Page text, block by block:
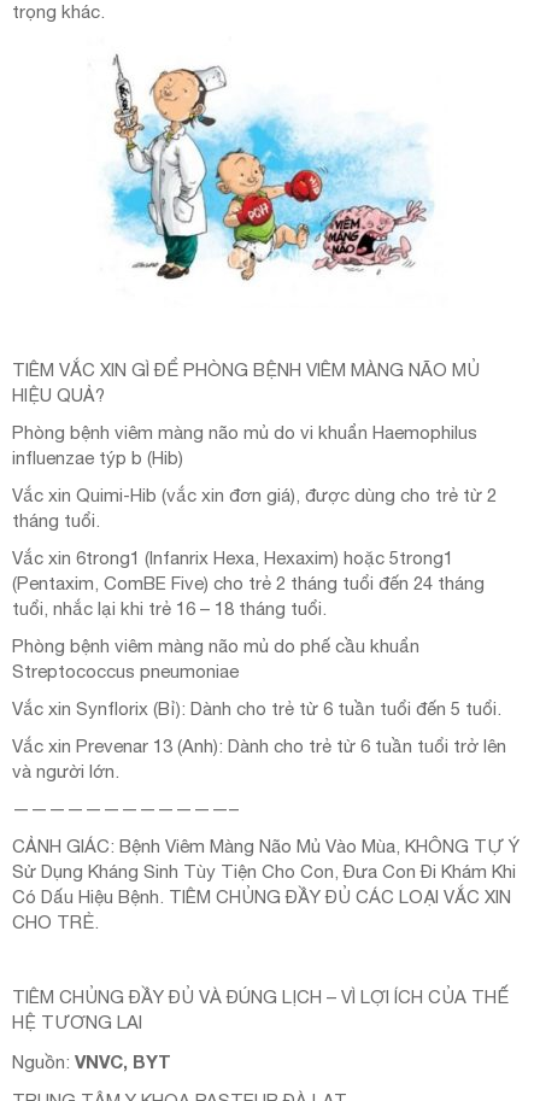
trọng khác.
TIÊM VẮC XIN GÌ ĐỂ PHÒNG BỆNH VIÊM MÀNG NÃO MỦ
HIỆU QUẢ?
Phòng bệnh viêm màng não mủ do vi khuẩn Haemophilus
influenzae týp b (Hib)
Vắc xin Quimi-Hib (vắc xin đơn giá), được dùng cho trẻ từ 2
tháng tuổi.
Vắc xin 6trong1 (Infanrix Hexa, Hexaxim) hoặc 5trong1
(Pentaxim, ComBE Five) cho trẻ 2 tháng tuổi đến 24 tháng
tuổi, nhắc lại khi trẻ 16 – 18 tháng tuổi.
Phòng bệnh viêm màng não mủ do phế cầu khuẩn
Streptococcus pneumoniae
Vắc xin Synflorix (Bỉ): Dành cho trẻ từ 6 tuần tuổi đến 5 tuổi.
Vắc xin Prevenar 13 (Anh): Dành cho trẻ từ 6 tuần tuổi trở lên
và người lớn.
————————————–
CẢNH GIÁC: Bệnh Viêm Màng Não Mủ Vào Mùa, KHÔNG TỰ Ý
Sử Dụng Kháng Sinh Tùy Tiện Cho Con, Đưa Con Đi Khám Khi
Có Dấu Hiệu Bệnh. TIÊM CHỦNG ĐẦY ĐỦ CÁC LOẠI VẮC XIN
CHO TRẺ.
TIÊM CHỦNG ĐẦY ĐỦ VÀ ĐÚNG LỊCH – VÌ LỢI ÍCH CỦA THẾ
HỆ TƯƠNG LAI
Nguồn: VNVC, BYT